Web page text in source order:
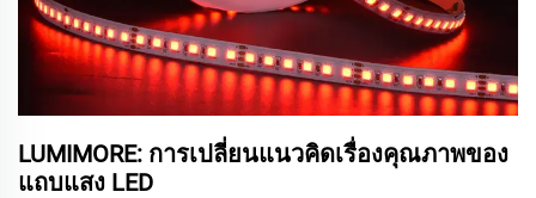
LUMIMORE: การเปลี่ยนแนวคิดเรื่องคุณภาพของ
แถบแสง LED